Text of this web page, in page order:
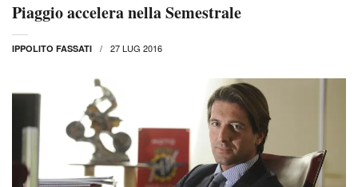
Piaggio accelera nella Semestrale
IPPOLITO FASSATI 27 LUG 2016